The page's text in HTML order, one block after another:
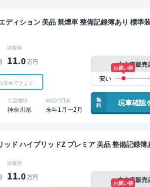
り 標準装備ナビ 3列シート
フルエアロ 7人乗り
諸費用
11.0万円
変更できます。
出品地域
神奈川県
納期の目安
来年1月〜2月
中古車販売
お買い得
無
料
現車確認
Z プレミア 美品 整備記録簿あり ディスプレイ
列シート スマートキー ETC サンルーフ 電動
レコーダー 衝突軽減 両側電動スライドドア 7
諸費用
11.0万円 中古車販売
お買い得